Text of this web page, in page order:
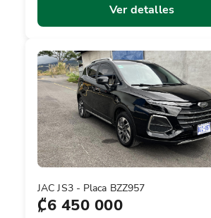
Ver detalles
JAC JS3 - Placa BZZ957
₡6 450 000